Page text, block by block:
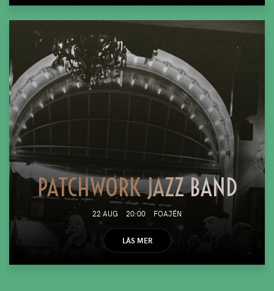
PATCHWORK JAZZ BAND
22 AUG 20:00 FOAJÉN
LÄS MER